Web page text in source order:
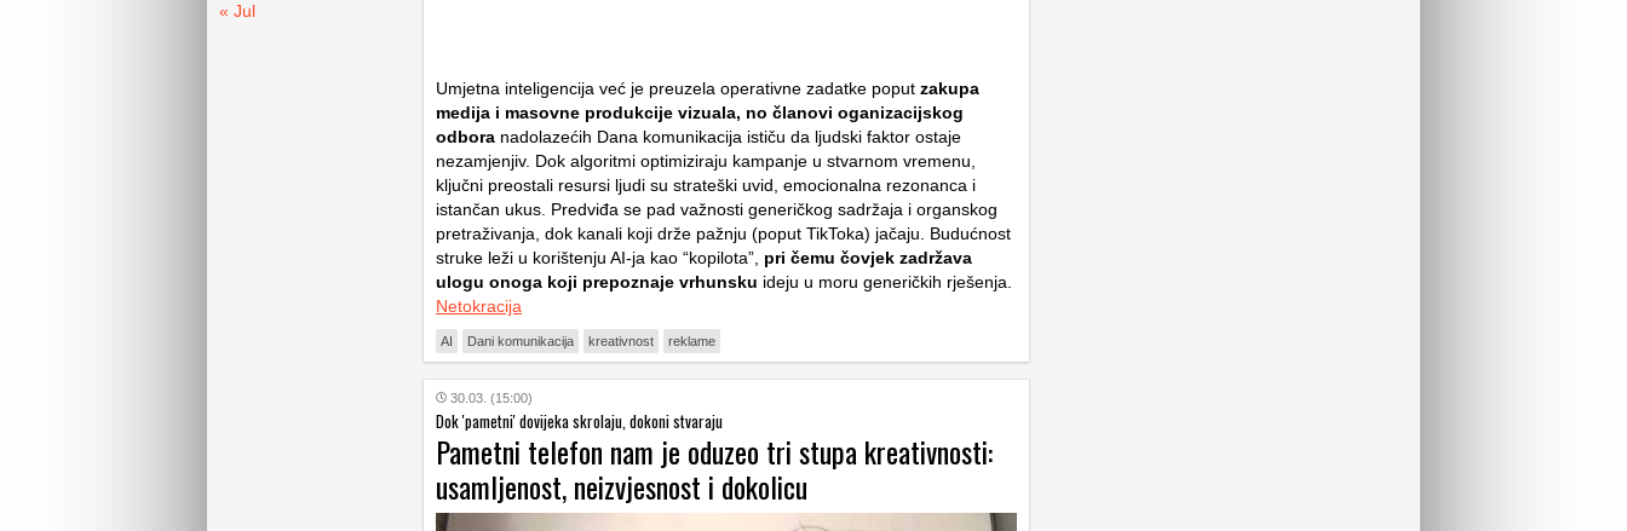
« Jul
Umjetna inteligencija već je preuzela operativne zadatke poput zakupa
medija i masovne produkcije vizuala, no članovi oganizacijskog
odbora nadolazećih Dana komunikacija ističu da ljudski faktor ostaje
nezamjenjiv. Dok algoritmi optimiziraju kampanje u stvarnom vremenu,
ključni preostali resursi ljudi su strateški uvid, emocionalna rezonanca i
istančan ukus. Predviđa se pad važnosti generičkog sadržaja i organskog
pretraživanja, dok kanali koji drže pažnju (poput TikToka) jačaju. Budućnost
struke leži u korištenju AI-ja kao “kopilota”, pri čemu čovjek zadržava
ulogu onoga koji prepoznaje vrhunsku ideju u moru generičkih rješenja.
Netokracija
AI Dani komunikacija kreativnost reklame
30.03. (15:00)
Dok 'pametni' dovijeka skrolaju, dokoni stvaraju
Pametni telefon nam je oduzeo tri stupa kreativnosti:
usamljenost, neizvjesnost i dokolicu